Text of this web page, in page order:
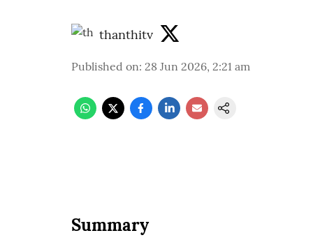
thanthitv
Published on: 28 Jun 2026, 2:21 am
Summary